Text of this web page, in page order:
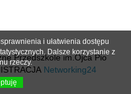
Przedszkole im.Ojca Pio
Networking24
i ułatwienia dostępu
Dalsze korzystanie z
rzeczy.